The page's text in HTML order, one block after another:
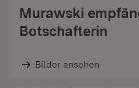
Murawski
Botschafterin
Bilder ansehen